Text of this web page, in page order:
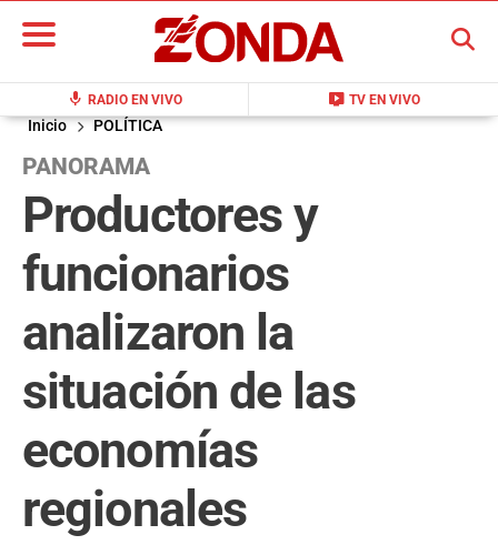
mic RADIO EN VIVO live_tv TV EN VIVO
BUSCAR
Inicio POLÍTICA
PANORAMA
Productores y
funcionarios
analizaron la
situación de las
economías
regionales